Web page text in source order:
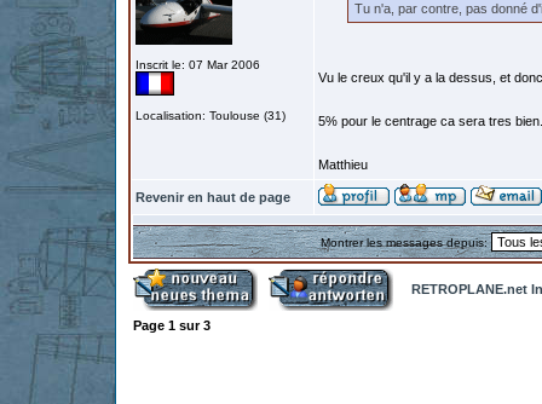
Inscrit le: 07 Mar 2006
Localisation: Toulouse (31)
Tu n'a, par contre, pas donné
Vu le creux qu'il y a la dessus, et
5% pour le centrage ca sera tres bien.
Matthieu
Revenir en haut de page
Montrer les messages depuis:
RETROPLANE.net
Page 1 sur3